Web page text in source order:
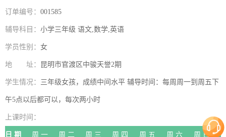
订单编号： 001585
辅导科目： 小学三年级 语文,数学,英语
学员性别： 女
地 址： 昆明市官渡区中骏天誉2期
学生情况： 三年级女孩，成绩中间水平 辅导时间：每周周一到周五下
午5点以后都可以，每次两小时
上课时间：
日 期 周 一 周 二 周 三 周 四 周 五 周 六 周 日